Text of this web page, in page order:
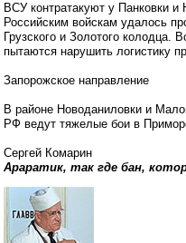
ВСУ контратакуют у Панковки и
Российским войскам удалось
Грузского и Золотого
пытаются нарушить логистику
Запорожское направление
В районе Новоданиловки и
РФ ведут тяжелые бои в
Сергей Комарин
Араратик, так где бан,